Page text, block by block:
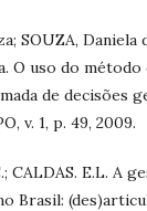
SOUZA, Daniela
O uso do método
de decisões
v. 1, p. 49, 2009.
CALDAS. E.L. A
Brasil: